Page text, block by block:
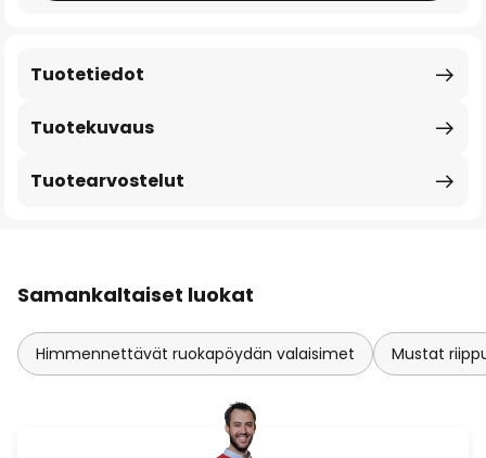
Tuotekuvaus
Tuotetiedot
Tuotearvostelut
Samankaltaiset luokat
Himmennettävät ruokapöydän valaisimet Mustat